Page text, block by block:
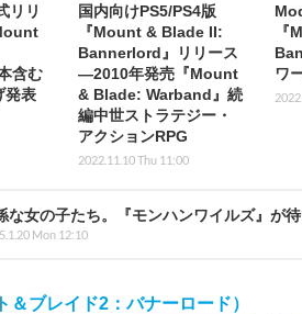
リリ
含む
発表
国内向けPS5/PS4版
『Mount & Blade II:
Bannerlord』リリース
―2010年発売『Mount
& Blade: Warband』続
編中世ストラテジー・
アクションRPG
2022.11.10 Thu 11:00
『
ワ
な女の子たち。『モンハンワイルズ』が
Mon 12:10
ブレイド2：バナーロード）